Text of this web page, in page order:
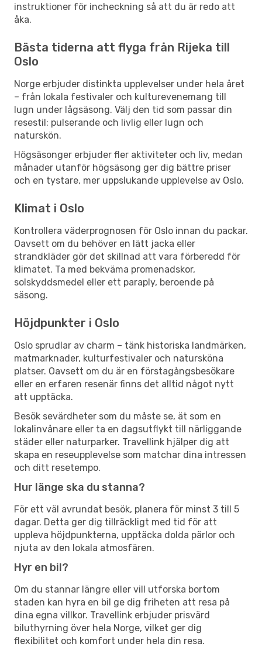
instruktioner för incheckning så att du är redo att
åka.
Bästa tiderna att flyga från Rijeka till
Oslo
Norge erbjuder distinkta upplevelser under hela året
– från lokala festivaler och kulturevenemang till
lugn under lågsäsong. Välj den tid som passar din
resestil: pulserande och livlig eller lugn och
naturskön.
Högsäsonger erbjuder fler aktiviteter och liv, medan
månader utanför högsäsong ger dig bättre priser
och en tystare, mer uppslukande upplevelse av Oslo.
Klimat i Oslo
Kontrollera väderprognosen för Oslo innan du packar.
Oavsett om du behöver en lätt jacka eller
strandkläder gör det skillnad att vara förberedd för
klimatet. Ta med bekväma promenadskor,
solskyddsmedel eller ett paraply, beroende på
säsong.
Höjdpunkter i Oslo
Oslo sprudlar av charm – tänk historiska landmärken,
matmarknader, kulturfestivaler och natursköna
platser. Oavsett om du är en förstagångsbesökare
eller en erfaren resenär finns det alltid något nytt
att upptäcka.
Besök sevärdheter som du måste se, ät som en
lokalinvånare eller ta en dagsutflykt till närliggande
städer eller naturparker. Travellink hjälper dig att
skapa en reseupplevelse som matchar dina intressen
och ditt resetempo.
Hur länge ska du stanna?
För ett väl avrundat besök, planera för minst 3 till 5
dagar. Detta ger dig tillräckligt med tid för att
uppleva höjdpunkterna, upptäcka dolda pärlor och
njuta av den lokala atmosfären.
Hyr en bil?
Om du stannar längre eller vill utforska bortom
staden kan hyra en bil ge dig friheten att resa på
dina egna villkor. Travellink erbjuder prisvärd
biluthyrning över hela Norge, vilket ger dig
flexibilitet och komfort under hela din resa.